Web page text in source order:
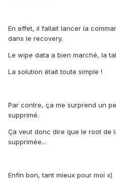
En effet, il fallait lancer la
dans le recovery.
Le wipe data a bien marché, la
La solution était toute simple !
Par contre, ça me surprend un
supprimé.
Ça veut donc dire que le root de
supprimée...
Enfin bon, tant mieux pour moi x)